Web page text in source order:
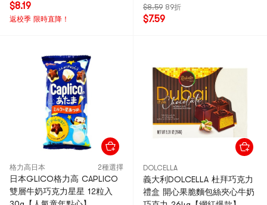
$8.19
返校季 限時直降！
$8.59 89折
$7.59
格力高日本 2種選擇
日本GLICO格力高 CAPLICO
雙層牛奶巧克力星星 12粒入
DOLCELLA
義大利DOLCELLA 杜拜巧克力
禮盒 開心果脆麵包絲夾心牛奶